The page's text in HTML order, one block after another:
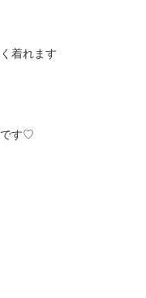
着れます
です♡